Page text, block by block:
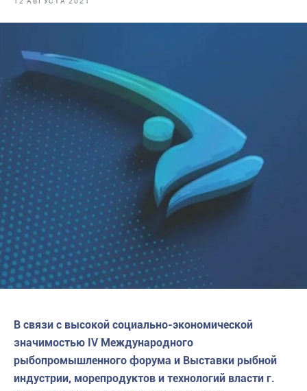
Научно-практическая литература
Рыбоохрана России
Отрасль в цифрах
Инфографика
Большая африканская экспедиция
Укрепление духовно-нравственных ценностей
События в России и мире
В связи с высокой социально-экономической
значимостью IV Международного
рыбопромышленного форума и Выставки рыбной
индустрии, морепродуктов и технологий власти г.